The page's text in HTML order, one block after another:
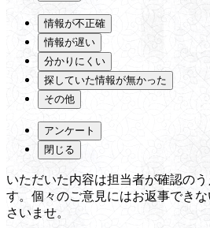
情報が不正確
情報が遅い
分かりにくい
探していた情報が無かった
その他
アンケート
閉じる
いただいた内容は担当者が確認の
す。個々のご意見にはお返事でき
さいませ。